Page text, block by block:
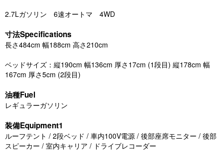
2.7Lガソリン 6速オートマ 4WD
寸法Specifications
長さ484cm 幅188cm 高さ210cm
ベッドサイズ：縦190cm 幅136cm 厚さ17cm (1段目) 縦178cm 幅
167cm 厚さ5cm (2段目)
油種Fuel
レギュラーガソリン
装備Equipment1
ルーフテント / 2段ベッド / 車内100V電源 / 後部座席モニター / 後部
スピーカー / 室内キャリア / ドライブレコーダー